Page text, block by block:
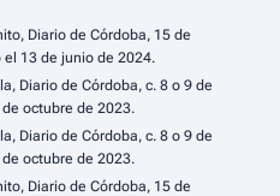
Diario de Córdoba, 15 de
13 de junio de 2024.
Diario de Córdoba, c. 8 o 9 de
octubre de 2023.
Diario de Córdoba, c. 8 o 9 de
octubre de 2023.
Diario de Córdoba, 15 de